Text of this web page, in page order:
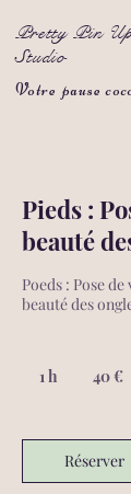
Pretty Pin
Studio
Votre pause
Pieds :
beauté
Poeds : Pose
beauté des
1 h 40 €
Réserver